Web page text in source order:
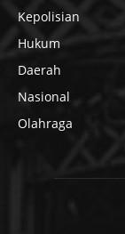
Kepolisian
Hukum
Daerah
Nasional
Olahraga